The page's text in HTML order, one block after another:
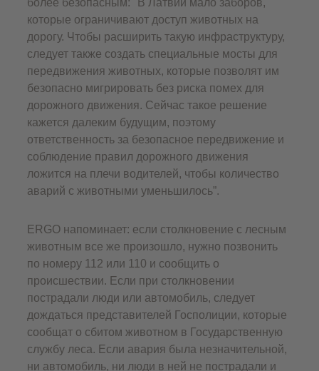
более безопасным: "В Латвии мало заборов,
которые ограничивают доступ животных на
дорогу. Чтобы расширить такую инфраструктуру,
следует также создать специальные мосты для
передвижения животных, которые позволят им
безопасно мигрировать без риска помех для
дорожного движения. Сейчас такое решение
кажется далеким будущим, поэтому
ответственность за безопасное передвижение и
соблюдение правил дорожного движения
ложится на плечи водителей, чтобы количество
аварий с животными уменьшилось”.
ERGO напоминает: если столкновение с лесным
животным все же произошло, нужно позвонить
по номеру 112 или 110 и сообщить о
происшествии. Если при столкновении
пострадали люди или автомобиль, следует
дождаться представителей Госполиции, которые
сообщат о сбитом животном в Государственную
службу леса. Если авария была незначительной,
ни автомобиль, ни люди в ней не пострадали и